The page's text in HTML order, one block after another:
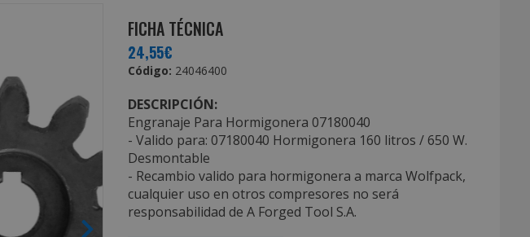
FICHA TÉCNICA
24,55€
Código: 24046400
DESCRIPCIÓN:
Engranaje Para Hormigonera 07180040
- Valido para: 07180040 Hormigonera 160 litros / 650 W.
Desmontable
- Recambio valido para hormigonera a marca Wolfpack,
cualquier uso en otros compresores no será
responsabilidad de A Forged Tool S.A.